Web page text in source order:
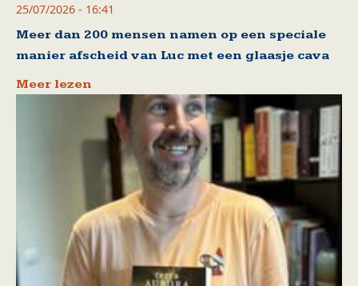
25/07/2026 - 16:41
Meer dan 200 mensen namen op een speciale
manier afscheid van Luc met een glaasje cava
Meer lezen